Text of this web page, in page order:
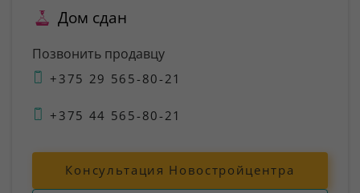
Дом сдан
Позвонить продавцу
+375 29 565-80-21
+375 44 565-80-21
Консультация Новостройцентра